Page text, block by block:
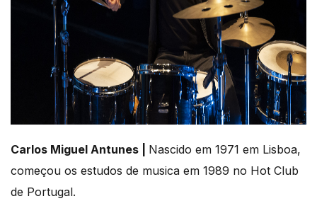
Carlos Miguel Antunes | Nascido em 1971 em Lisboa,
começou os estudos de musica em 1989 no Hot Club
de Portugal.